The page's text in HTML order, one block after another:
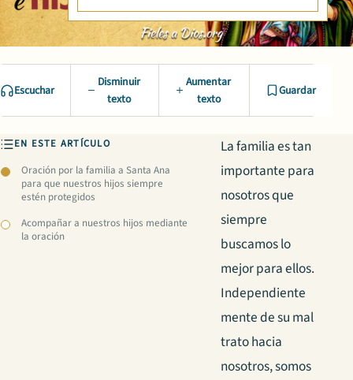
Escuchar
Disminuir
texto
Aumentar
texto
Guardar
EN ESTE ARTÍCULO
Oración por la familia a Santa Ana
para que nuestros hijos siempre
estén protegidos
Acompañar a nuestros hijos mediante
la oración
La familia es tan
importante para
nosotros que
siempre
buscamos lo
mejor para ellos.
Independiente
mente de su mal
trato hacia
nosotros, somos